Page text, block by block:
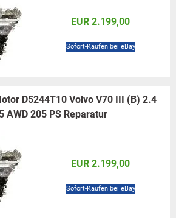
EUR 2.199,00
Sofort-Kaufen bei eBay
D5244T10 Volvo V70 III (B) 2.4
AWD 205 PS Reparatur
EUR 2.199,00
Sofort-Kaufen bei eBay